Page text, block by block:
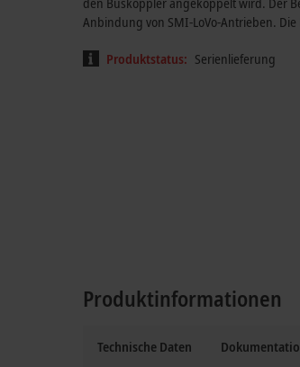
Anbindung von SMI-LoVo-Antrieben.
Produktstatus: Serienlieferung
Produktinformationen
Technische Daten